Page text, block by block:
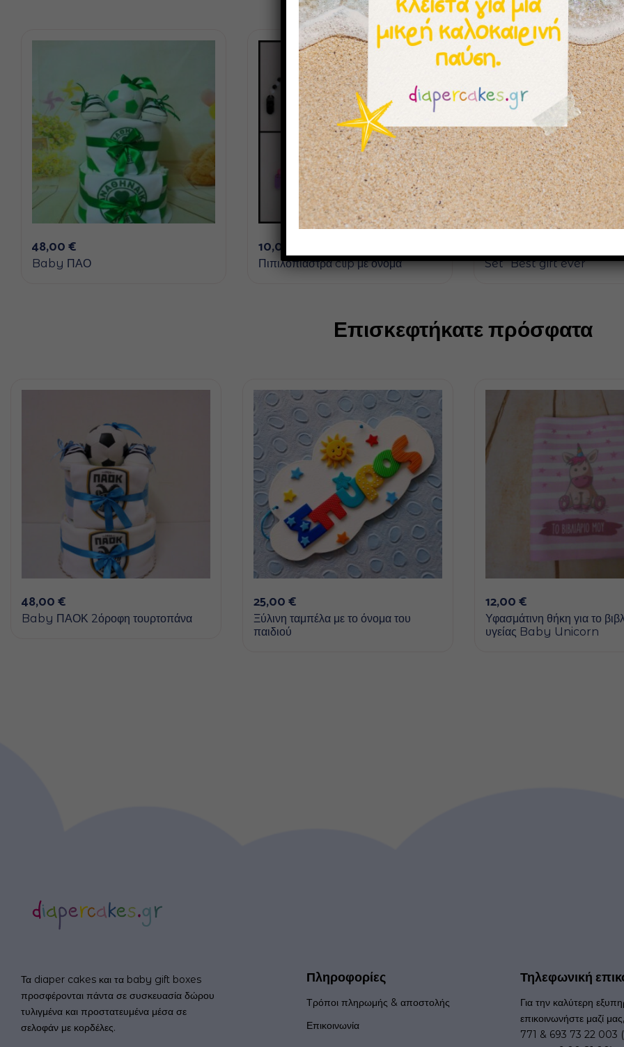
48,00€
Baby ΠΑΟ
10,00
Πιπιλοπιάστρα clip με όνομα Set “Best gift ever”
Επισκεφτήκατε πρόσφατα
48,00€
Baby ΠΑΟΚ 2όροφη τουρτοπάνα
25,00€
Ξύλινη ταμπέλα με το όνομα του
παιδιού
12,00€
Υφασμάτινη θήκη για το
υγείας Baby Unicorn
Τα diaper cakes και τα baby gift boxes
προσφέρονται πάντα σε συσκευασία δώρου
τυλιγμένα και προστατευμένα μέσα σε
σελοφάν με κορδέλες.
Πληροφορίες
Τρόποι πληρωμής & αποστολής
Επικοινωνία
Τηλεφωνική
Για την καλύτερη
επικοινωνήστε μαζί
771 & 693 73 22 003